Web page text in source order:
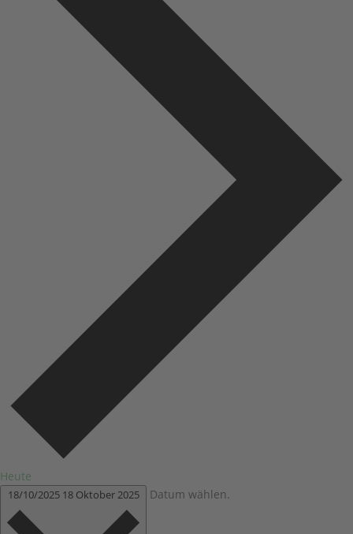
Heute
18/10/2025 18 Oktober 2025 Datum wählen.